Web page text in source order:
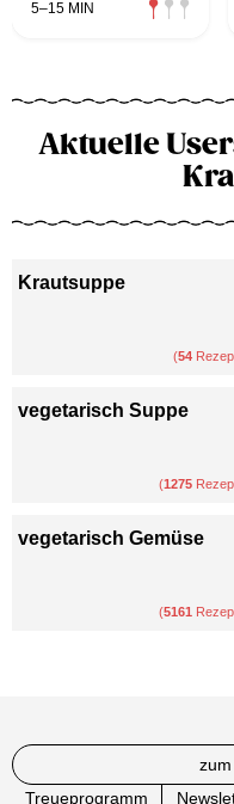
5–15 MIN
Aktuelle
Krautsuppe
(54
vegetarisch Suppe
(1275
vegetarisch Gemüse
(5161
Treueprogramm